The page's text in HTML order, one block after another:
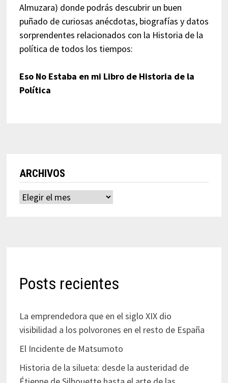
Almuzara) donde podrás descubrir un buen
puñado de curiosas anécdotas, biografías y datos
sorprendentes relacionados con la Historia de la
política de todos los tiempos:
Eso No Estaba en mi Libro de Historia de la
Política
ARCHIVOS
Archivos
Posts recientes
La emprendedora que en el siglo XIX dio
visibilidad a los polvorones en el resto de España
El Incidente de Matsumoto
Historia de la silueta: desde la austeridad de